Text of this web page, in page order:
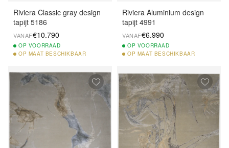
Riviera Classic gray design
tapijt 5186
VANAF€10.790
OP VOORRAAD
OP MAAT BESCHIKBAAR
Riviera Aluminium design
tapijt 4991
VANAF€6.990
OP VOORRAAD
OP MAAT BESCHIKBAAR